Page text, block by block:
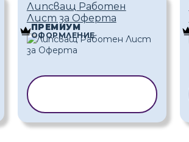
Липсващ Работен
Лист за Оферта
ПРЕМИУМ
ОФОРМЛЕНИЕ